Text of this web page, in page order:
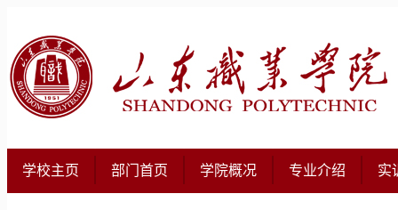
学校主页 部门首页 学院概况 专业介绍 实